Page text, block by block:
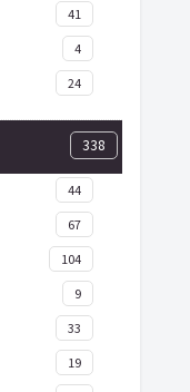
41
4
24
338
44
67
104
9
33
19